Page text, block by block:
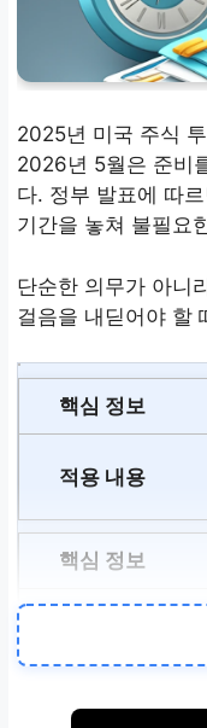
2025년 미국 주식
2026년 5월은 준비
다. 정부 발표에 따
기간을 놓쳐 불필요
단순한 의무가 아니
걸음을 내딛어야 할